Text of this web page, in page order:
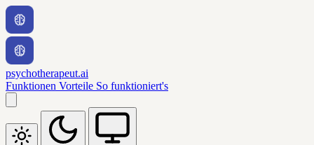
psychotherapeut.ai
Funktionen Vorteile So funktioniert's